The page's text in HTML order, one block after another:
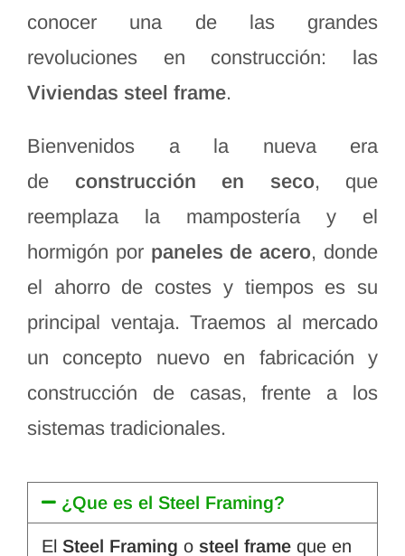
conocer una de las grandes
revoluciones en construcción: las
Viviendas steel frame.
Bienvenidos a la nueva era
de construcción en seco, que
reemplaza la mampostería y el
hormigón por paneles de acero, donde
el ahorro de costes y tiempos es su
principal ventaja. Traemos al mercado
un concepto nuevo en fabricación y
construcción de casas, frente a los
sistemas tradicionales.
¿Que es el Steel Framing?
El Steel Framing o steel frame que en